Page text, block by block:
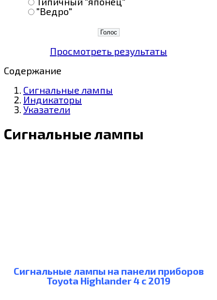
"Ведро"
Просмотреть результаты
Содержание
Сигнальные лампы
Индикаторы
Указатели
Сигнальные лампы
Сигнальные лампы на панели приборов
Toyota Highlander 4 с 2019